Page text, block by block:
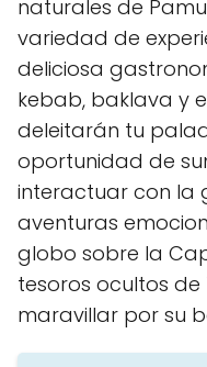
naturales de
variedad de
deliciosa
kebab, baklava y
deleitarán tu
oportunidad de
interactuar con la
aventuras
globo sobre la
tesoros ocultos
maravillar por su